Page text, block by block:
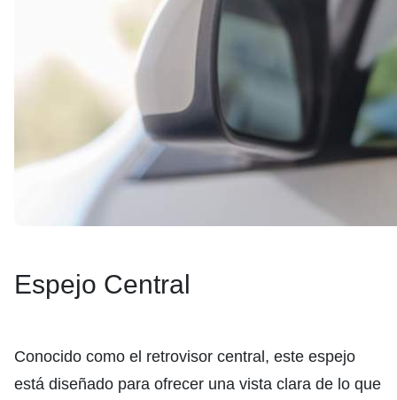
Espejo Central
Conocido como el retrovisor central, este espejo
está diseñado para ofrecer una vista clara de lo que